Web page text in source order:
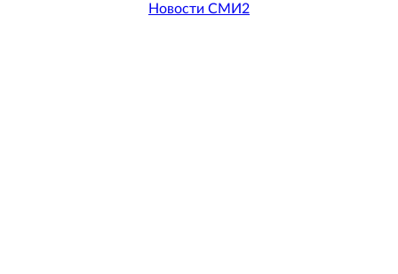
Новости СМИ2